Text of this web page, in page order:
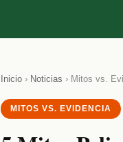
Inicio › Noticias › Mitos vs.
MITOS VS. EVIDENCIA